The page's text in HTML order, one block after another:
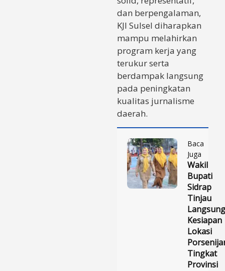
dan berpengalaman,
KJI Sulsel diharapkan
mampu melahirkan
program kerja yang
terukur serta
berdampak langsung
pada peningkatan
kualitas jurnalisme
daerah.
Baca
Juga
Wakil
Bupati
Sidrap
Tinjau
Langsung
Kesiapan
Lokasi
Tingkat
Provinsi